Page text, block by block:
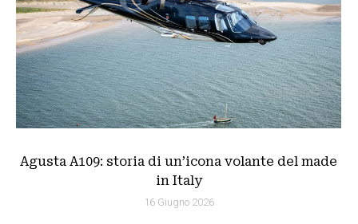
Agusta A109: storia di un’icona volante del made
in Italy
16 Giugno 2026